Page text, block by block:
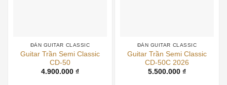
ĐÀN GUITAR CLASSIC
Guitar Trần Semi Classic
CD-50
4.900.000 ₫
ĐÀN GUITAR CLASSIC
Guitar Trần Semi Classic
CD-50C 2026
5.500.000 ₫